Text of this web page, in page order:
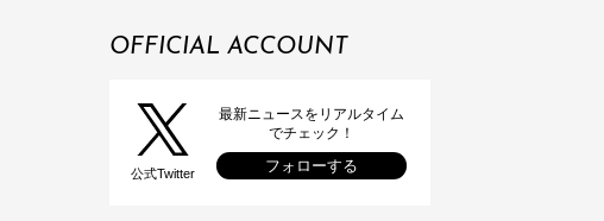
OFFICIAL ACCOUNT
公式Twitter
最新ニュースをリアルタイム
でチェック！
フォローする